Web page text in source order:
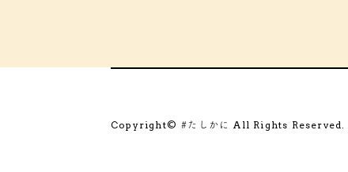
Copyright© #たしかに All Rights Reserved.